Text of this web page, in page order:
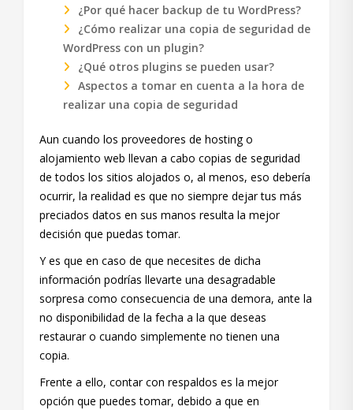
¿Por qué hacer backup de tu WordPress?
¿Cómo realizar una copia de seguridad de
WordPress con un plugin?
¿Qué otros plugins se pueden usar?
Aspectos a tomar en cuenta a la hora de
realizar una copia de seguridad
Aun cuando los proveedores de hosting o
alojamiento web llevan a cabo copias de seguridad
de todos los sitios alojados o, al menos, eso debería
ocurrir, la realidad es que no siempre dejar tus más
preciados datos en sus manos resulta la mejor
decisión que puedas tomar.
Y es que en caso de que necesites de dicha
información podrías llevarte una desagradable
sorpresa como consecuencia de una demora, ante la
no disponibilidad de la fecha a la que deseas
restaurar o cuando simplemente no tienen una
copia.
Frente a ello, contar con respaldos es la mejor
opción que puedes tomar, debido a que en